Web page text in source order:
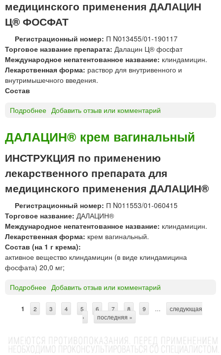
к
и
и
с
п
е
р
е
м
ы
е
«
О
з
о
н
»
Н
Ф
Е
Р
Е
Й
Н
и
и
з
т
л
п
р
г
о
в
л
н
и
медицинского применения ДАЛАЦИН
Ц® ФОСФАТ
Регистрационный номер: П N013455/01-190117
Торговое название препарата: Далацин Ц® фосфат
Международное непатентованное название: клиндамицин.
Лекарственная форма: раствор для внутривенного и
внутримышечного введения.
Состав
Подробнее
Л
Ц
И
Ц
®
Ф
О
С
Ф
А
Т
в
р
д
Добавить отзыв или комментарий
ДАЛАЦИН® крем вагинальный
ИНСТРУКЦИЯ по применению
лекарственного препарата для
медицинского применения ДАЛАЦИН®
Регистрационный номер: П N011553/01-060415
Торговое название: ДАЛАЦИН®
Международное непатентованное название: клиндамицин.
Лекарственная форма: крем вагинальный.
Состав (на 1 г крема):
активное вещество клиндамицин (в виде клиндамицина
фосфата) 20,0 мг;
Подробнее
А
Л
Ц
И
Добавить отзыв или комментарий
р
1 2 3 4 5 6 7 8 9 …
следующая
›
последняя »